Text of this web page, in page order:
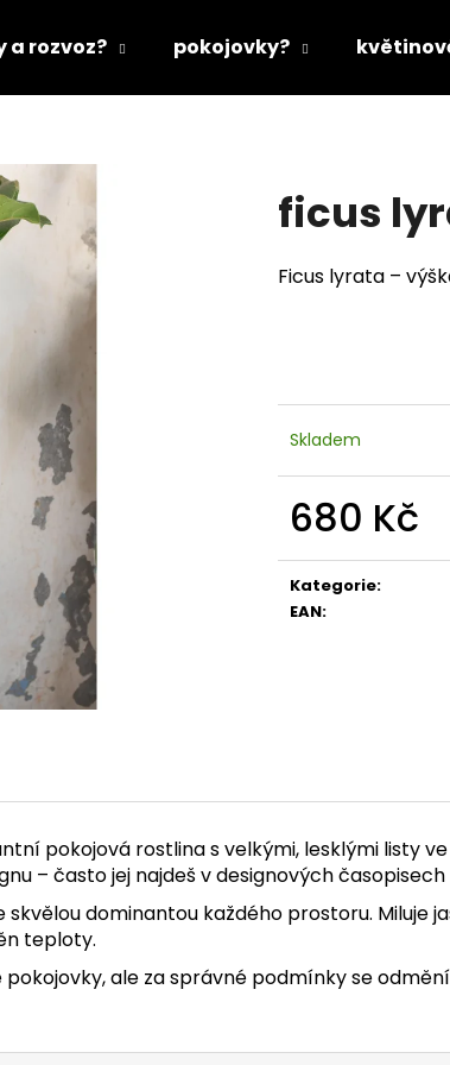
a rozvoz? pokojovky?
ficus
Ficus lyrata –
Skladem
680 Kč
cena:
Kategorie:
EAN:
pokojová rostlina s velkými, lesklými
– často jej najdeš v designových
dominantou každého prostoru. Miluje
teploty.
ale za správné podmínky se
HLEDAT
Doporučujeme